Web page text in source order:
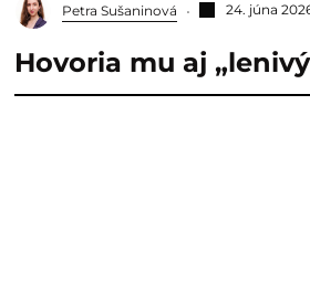
Petra Sušaninová 24. júna
Hovoria mu aj